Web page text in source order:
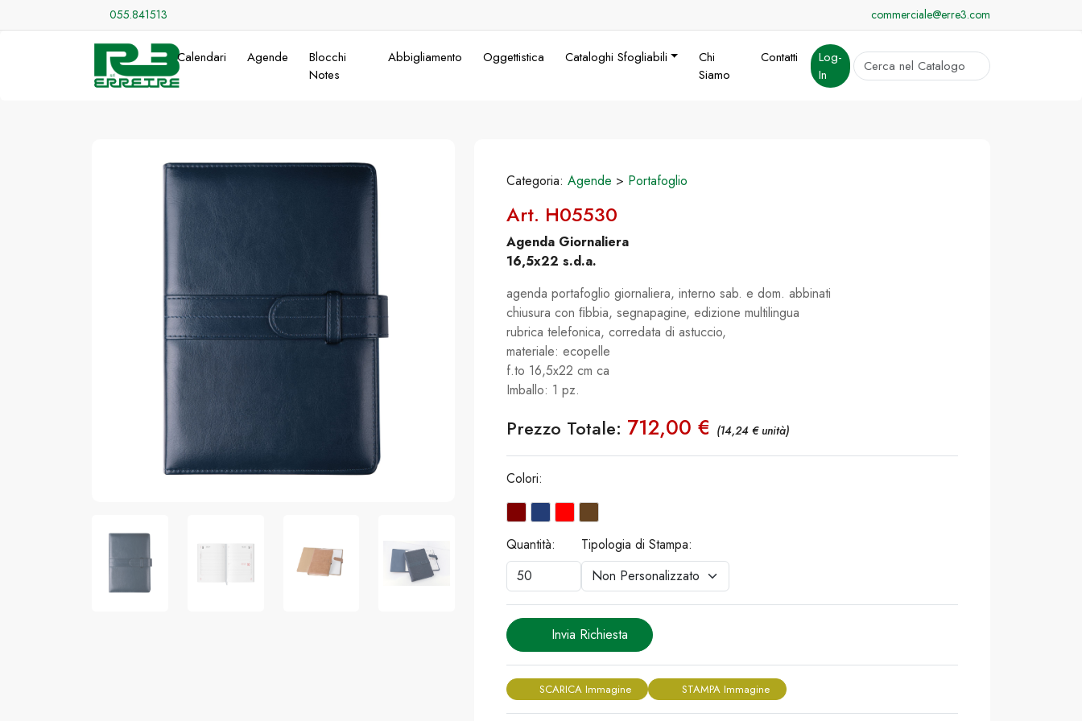
055.841513 commerciale@erre3.com
Calendari Agende
Blocchi
Notes
Abbigliamento Oggettistica Cataloghi Sfogliabili
Chi
Siamo
Contatti
Log-
In
cerca
Categoria: Agende > Portafoglio
Art. H05530
Agenda Giornaliera
16,5x22 s.d.a.
agenda portafoglio giornaliera, interno sab. e dom. abbinati
chiusura con ﬁbbia, segnapagine, edizione multilingua
rubrica telefonica, corredata di astuccio,
materiale: ecopelle
f.to 16,5x22 cm ca
​​​​​​​Imballo: 1 pz.
Prezzo Totale: 712,00 € (14,24 € unità)
Colori:
Quantità: Tipologia di Stampa:
Invia Richiesta
SCARICA Immagine STAMPA Immagine